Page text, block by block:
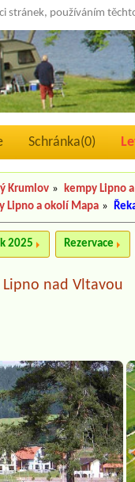
stránek, používáním
Schránka(0)
Krumlov » kempy Lipno
Lipno a okolí Mapa »
2025 Rezervace
Lipno nad Vltavou